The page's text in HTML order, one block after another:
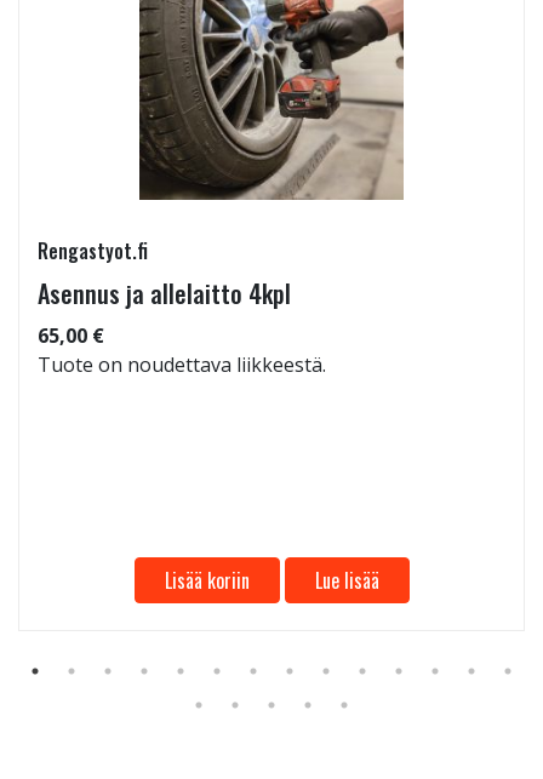
Rengastyot.fi
Asennus ja allelaitto 4kpl
65,00 €
Tuote on noudettava liikkeestä.
Lisää koriin Lue lisää